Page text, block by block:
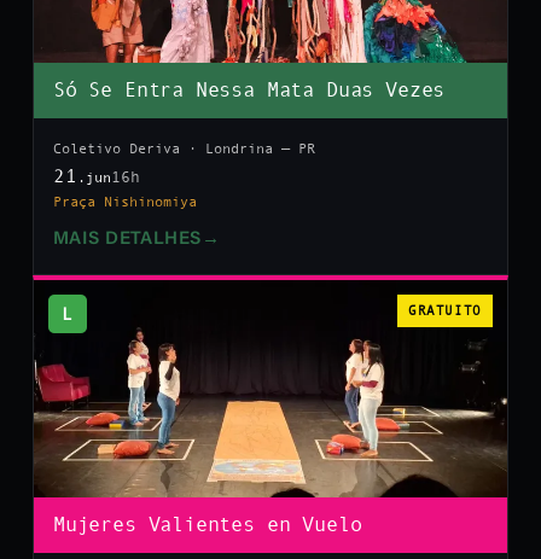
Só Se Entra Nessa Mata Duas Vezes
Coletivo Deriva · Londrina — PR
21 .jun 16h
Praça Nishinomiya
MAIS DETALHES →
L GRATUITO
Mujeres Valientes en Vuelo